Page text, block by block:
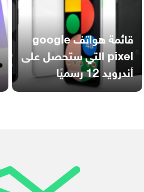
قائمة هواتف google
pixel التي ستحصل على
أندرويد 12 رسميًا